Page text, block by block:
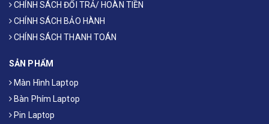
CHÍNH SÁCH ĐỔI TRẢ/ HOÀN TIỀN
CHÍNH SÁCH BẢO HÀNH
CHÍNH SÁCH THANH TOÁN
SẢN PHẨM
Màn Hình Laptop
Bàn Phím Laptop
Pin Laptop